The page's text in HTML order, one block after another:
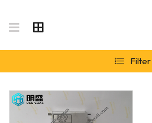
Filter